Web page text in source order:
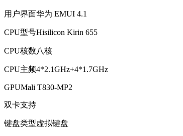
用户界面华为 EMUI 4.1
CPU型号Hisilicon Kirin 655
CPU核数八核
CPU主频4*2.1GHz+4*1.7GHz
GPUMali T830-MP2
双卡支持
键盘类型虚拟键盘